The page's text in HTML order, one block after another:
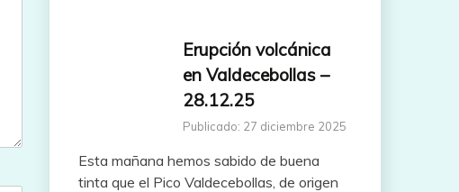
Erupción volcánica
en Valdecebollas –
28.12.25
Publicado: 27 diciembre 2025
Esta mañana hemos sabido de buena
tinta que el Pico Valdecebollas, de origen